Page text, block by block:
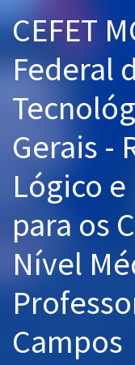
Cursos 20% OFF
Pós
Graduação
OAB
Mentorias
Conteúdo gratuito
Aprovados
Atendimento
CEFET
Federal
Gerais -
Lógico
para os
Nível
Campos